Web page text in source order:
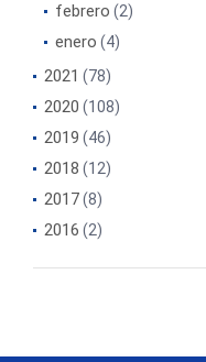
febrero (2)
enero (4)
2021 (78)
2020 (108)
2019 (46)
2018 (12)
2017(8)
2016 (2)